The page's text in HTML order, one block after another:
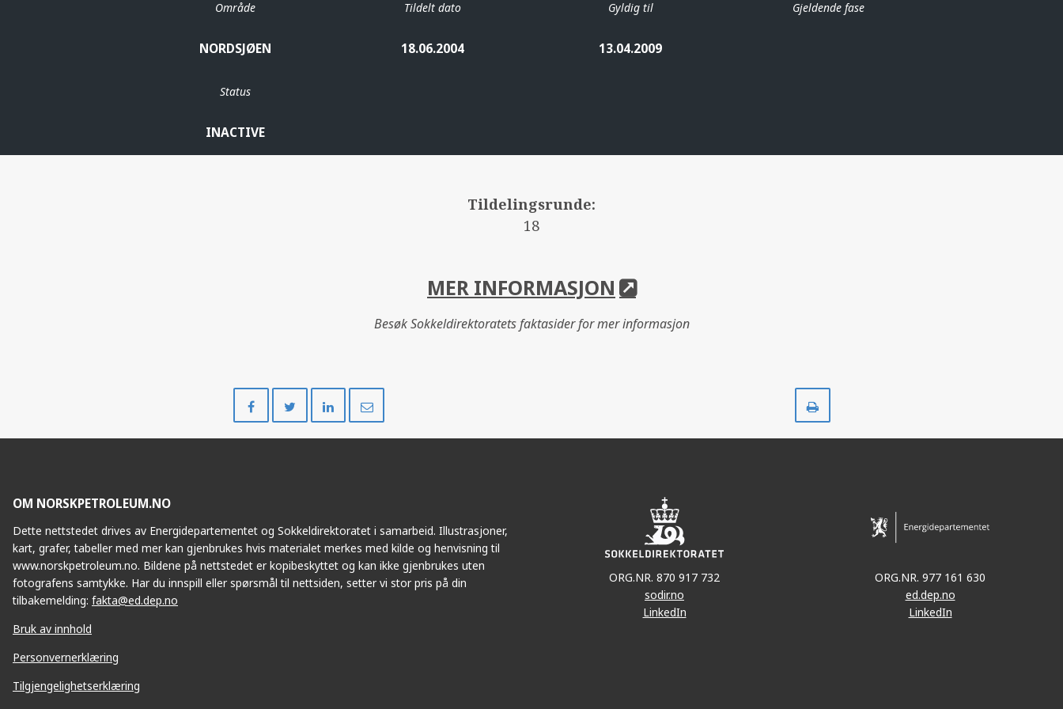
Område
NORDSJØEN
Tildelt dato
18.06.2004
Gyldig til
13.04.2009
Gjeldende fase
Status
INACTIVE
Tildelingsrunde:
18
MER INFORMASJON
Besøk Sokkeldirektoratets faktasider for mer informasjon
på
på
på
OM NORSKPETROLEUM.NO
Dette nettstedet drives av Energidepartementet og Sokkeldirektoratet i samarbeid. Illustrasjoner,
kart, grafer, tabeller med mer kan gjenbrukes hvis materialet merkes med kilde og henvisning til
www.norskpetroleum.no. Bildene på nettstedet er kopibeskyttet og kan ikke gjenbrukes uten
fotografens samtykke. Har du innspill eller spørsmål til nettsiden, setter vi stor pris på din
tilbakemelding: fakta@ed.dep.no
Bruk av innhold
Personvernerklæring
Tilgjengelighetserklæring
ORG.NR. 870 917 732
sodir.no
LinkedIn
ORG.NR. 977 161 630
ed.dep.no
LinkedIn